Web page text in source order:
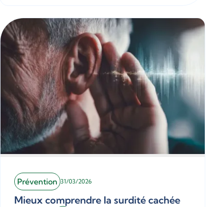
Prévention 31/03/2026
Mieux comprendre la surdité cachée